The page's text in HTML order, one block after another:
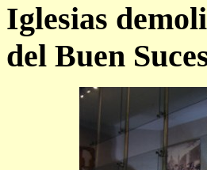
Iglesias
del Buen